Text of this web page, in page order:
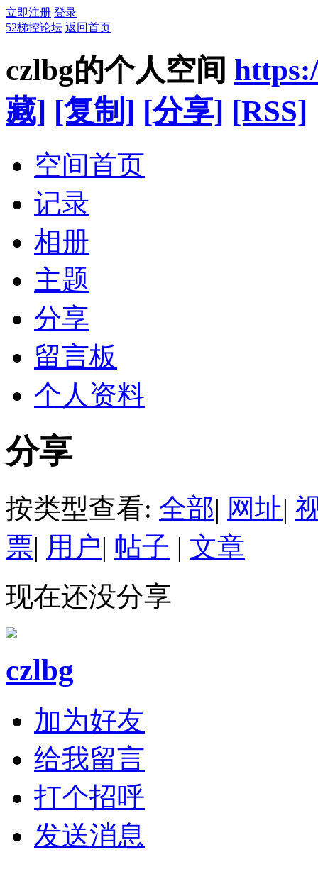
立即注册 登录
52梯控论坛 返回首页
czlbg的个人空间
藏] [复制] [分享] [RSS]
空间首页
记录
相册
主题
分享
留言板
个人资料
分享
按类型查看: 全部| 网址|
票| 用户| 帖子 | 文章
现在还没分享
czlbg
加为好友
给我留言
打个招呼
发送消息